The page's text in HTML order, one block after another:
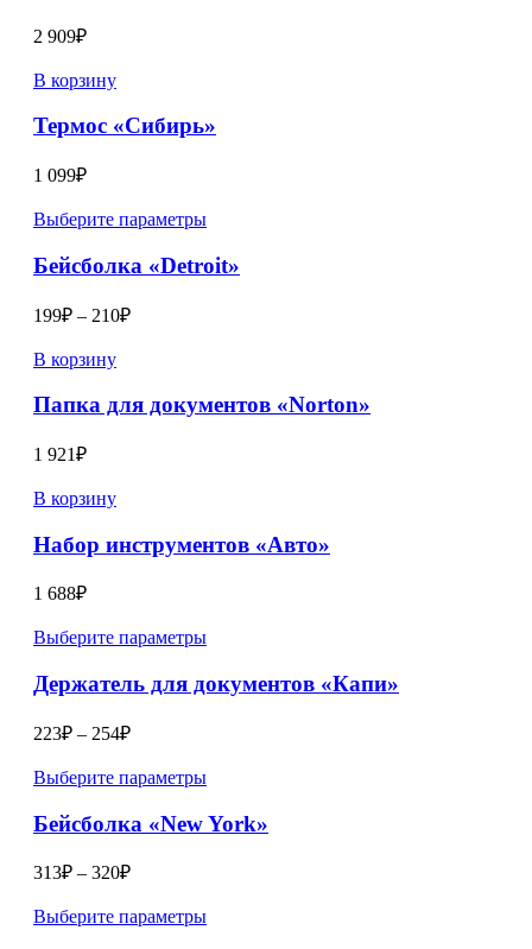
2 909₽
В корзину
Термос «Сибирь»
1 099₽
Выберите параметры
Бейсболка «Detroit»
199₽ – 210₽
В корзину
Папка для документов «Norton»
1 921₽
В корзину
Набор инструментов «Авто»
1 688₽
Выберите параметры
Держатель для документов «Капи»
223₽ – 254₽
Выберите параметры
Бейсболка «New York»
313₽ – 320₽
Выберите параметры